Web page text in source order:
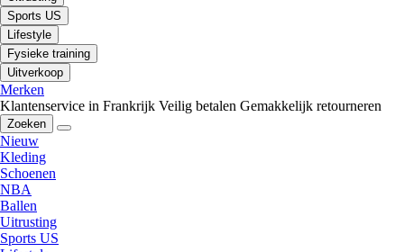
Sports US
Lifestyle
Fysieke training
Uitverkoop
Merken
Klantenservice in Frankrijk Veilig betalen Gemakkelijk retourneren
Zoeken
Nieuw
Kleding
Schoenen
NBA
Ballen
Uitrusting
Sports US